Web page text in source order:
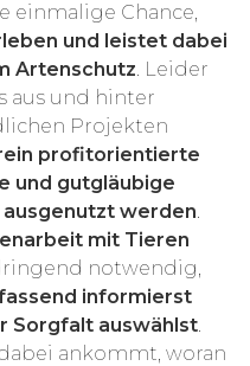
einmalige Chance,
und leistet dabei
Artenschutz. Leider
aus und hinter
Projekten
profitorientierte
und gutgläubige
werden.
mit Tieren
notwendig,
informierst
Sorgfalt auswählst.
ankommt, woran